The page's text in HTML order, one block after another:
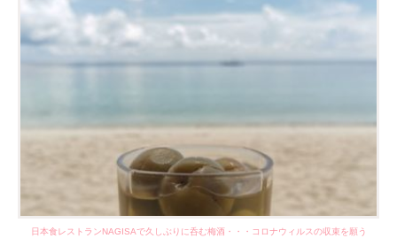
日本食レストランNAGISAで久しぶりに呑む梅酒・・・コロナウィルスの収束を願う